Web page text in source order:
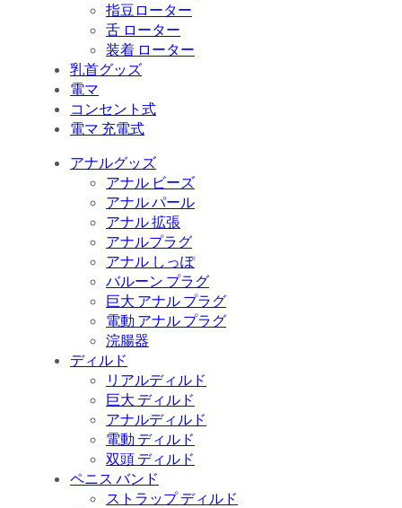
指豆ローター
舌 ローター
装着 ローター
乳首グッズ
電マ
コンセント式
電マ 充電式
アナルグッズ
アナル ビーズ
アナル パール
アナル 拡張
アナルプラグ
アナル しっぽ
バルーン プラグ
巨大 アナル プラグ
電動 アナル プラグ
浣腸器
ディルド
リアルディルド
巨大 ディルド
アナルディルド
電動 ディルド
双頭 ディルド
ペニス バンド
ストラップ ディルド